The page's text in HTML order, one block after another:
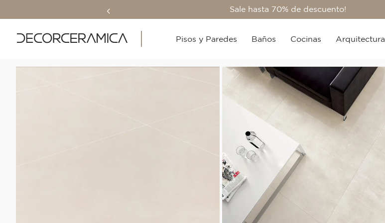
Sale hasta 70% de descuento!
Pisos y Paredes Baños Cocinas Arquitectura